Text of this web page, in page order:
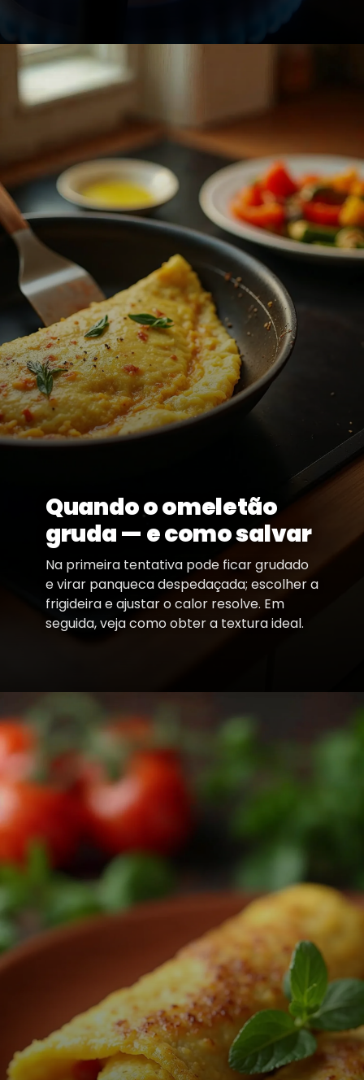
Quando o omeletão
gruda — e como salvar
Na primeira tentativa pode ficar grudado
e virar panqueca despedaçada; escolher a
frigideira e ajustar o calor resolve. Em
seguida, veja como obter a textura ideal.